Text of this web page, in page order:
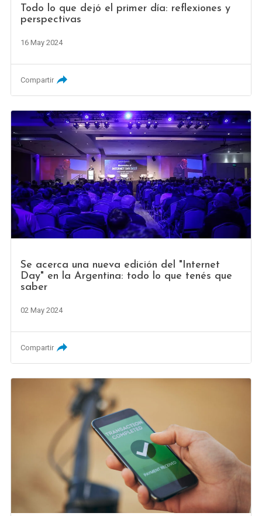
Todo lo que dejó el primer día: reflexiones y
perspectivas
16 May 2024
Compartir
Se acerca una nueva edición del "Internet
Day" en la Argentina: todo lo que tenés que
saber
02 May 2024
Compartir